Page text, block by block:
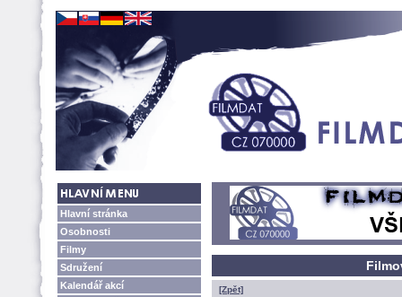
Hlavní stránka
Osobnosti
Filmy
Sdružení
Kalendář akcí
[Zpět]